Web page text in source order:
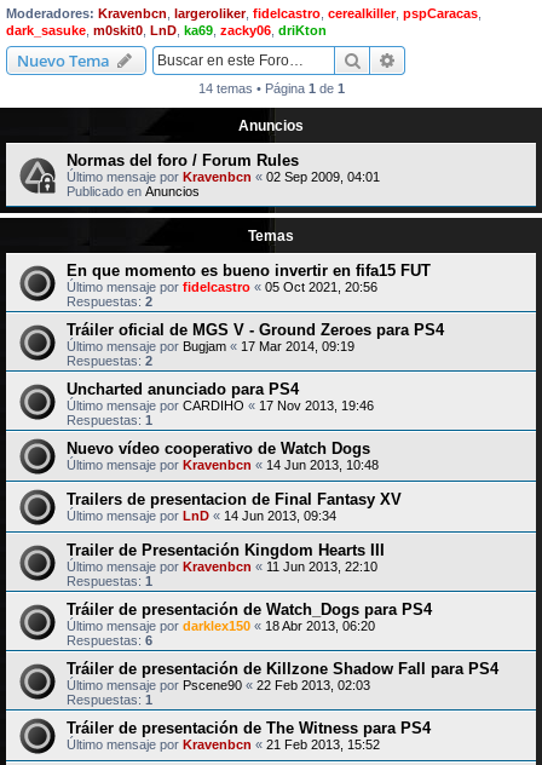
Moderadores: Kravenbcn largeroliker, fidelcastro cerealkiller, pspCaracas
dark_sasuke m0skit0 LnD ka69 zacky06 driKton
Nuevo Tema Buscar
14 temas • Página 1 de 1
Anuncios
Normas del foro / Forum Rules
Último mensaje por Kravenbcn « 02 Sep 2009, 04:01
Publicado en Anuncios
Temas
En que momento es bueno invertir en fifa15 FUT
Último mensaje por fidelcastro « 05 Oct 2021, 20:56
Respuestas: 2
Tráiler oficial de MGS V - Ground Zeroes para PS4
Último mensaje por Bugjam « 17 Mar 2014, 09:19
Respuestas: 2
Uncharted anunciado para PS4
Último mensaje por CARDIHO « 17 Nov 2013, 19:46
Respuestas: 1
Nuevo vídeo cooperativo de Watch Dogs
Último mensaje por Kravenbcn « 14 Jun 2013, 10:48
Trailers de presentacion de Final Fantasy XV
Último mensaje por LnD « 14 Jun 2013, 09:34
Trailer de Presentación Kingdom Hearts III
Último mensaje por Kravenbcn « 11 Jun 2013, 22:10
Respuestas: 1
Tráiler de presentación de Watch_Dogs para PS4
Último mensaje por darklex150 « 18 Abr 2013, 06:20
Respuestas: 6
Tráiler de presentación de Killzone Shadow Fall para PS4
Último mensaje por Pscene90 « 22 Feb 2013, 02:03
Respuestas: 1
Tráiler de presentación de The Witness para PS4
Último mensaje por Kravenbcn « 21 Feb 2013, 15:52